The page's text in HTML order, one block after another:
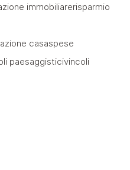
immobiliarerisparmio
casaspese
paesaggisticivincoli